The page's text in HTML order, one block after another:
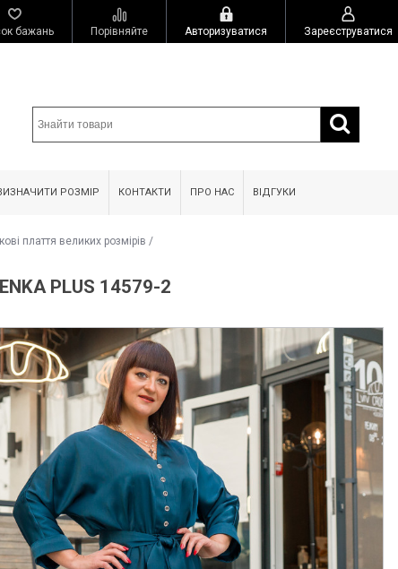
бажань Порівняйте Авторизуватися Зареєструватися
РОЗМІР КОНТАКТИ ПРО НАС ВІДГУКИ
плаття великих розмірів /
PLUS 14579-2